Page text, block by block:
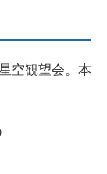
空観望会。本